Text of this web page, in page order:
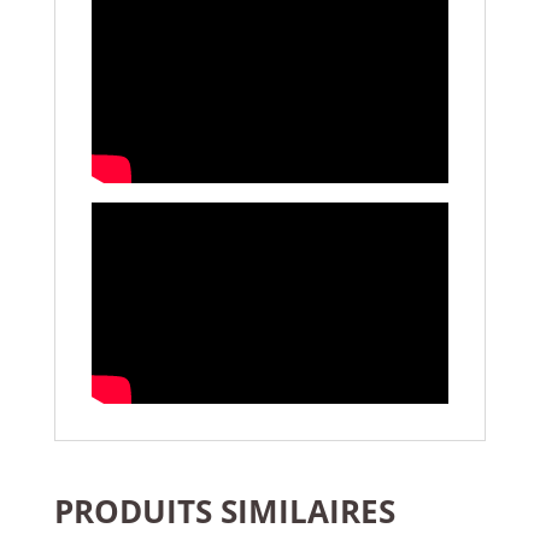
PRODUITS SIMILAIRES